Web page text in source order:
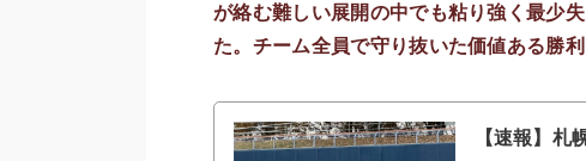
が絡む難しい展開の中でも粘り強く最少
た。チーム全員で守り抜いた価値ある勝利
【速報】札